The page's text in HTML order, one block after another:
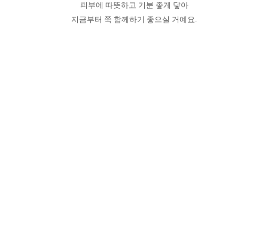
피부에 따뜻하고 기분 좋게 닿아
지금부터 쭉 함께하기 좋으실 거예요.